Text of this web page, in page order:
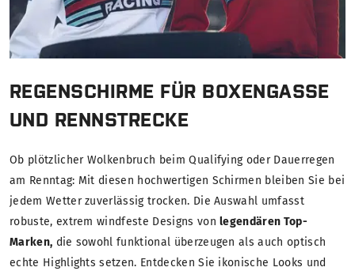
REGENSCHIRME FÜR BOXENGASSE
UND RENNSTRECKE
Ob plötzlicher Wolkenbruch beim Qualifying oder Dauerregen
am Renntag: Mit diesen hochwertigen Schirmen bleiben Sie bei
jedem Wetter zuverlässig trocken. Die Auswahl umfasst
robuste, extrem windfeste Designs vonlegendären Top-
Marken, die sowohl funktional überzeugen als auch optisch
echte Highlights setzen. Entdecken Sie ikonische Looks und